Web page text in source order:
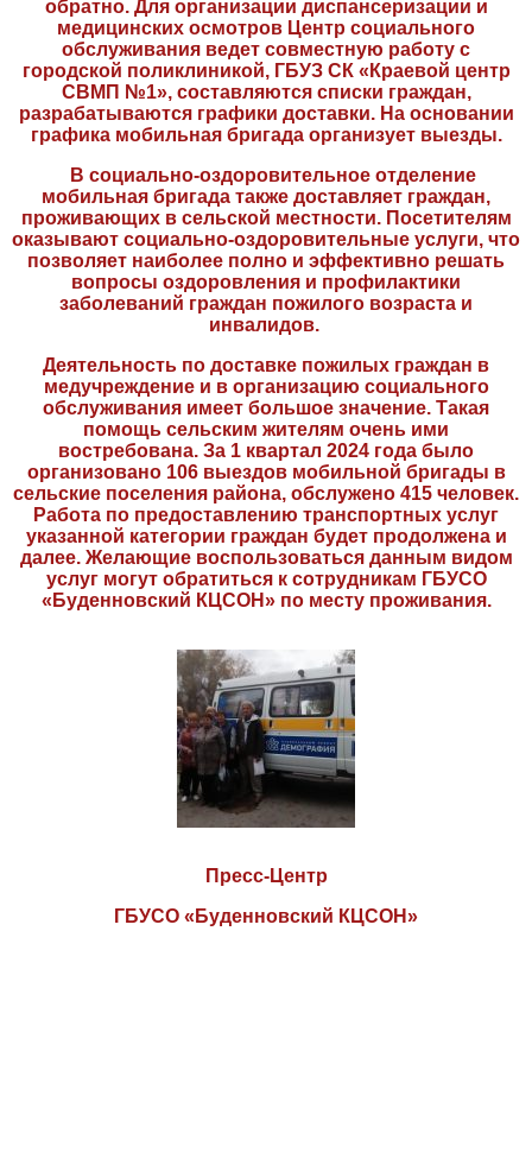
обратно. Для организации диспансеризации и
медицинских осмотров Центр социального
обслуживания ведет совместную работу с
городской поликлиникой, ГБУЗ СК «Краевой центр
СВМП №1», составляются списки граждан,
разрабатываются графики доставки. На основании
графика мобильная бригада организует выезды.
В социально-оздоровительное отделение
мобильная бригада также доставляет граждан,
проживающих в сельской местности. Посетителям
оказывают социально-оздоровительные услуги, что
позволяет наиболее полно и эффективно решать
вопросы оздоровления и профилактики
заболеваний граждан пожилого возраста и
инвалидов.
Деятельность по доставке пожилых граждан в
медучреждение и в организацию социального
обслуживания имеет большое значение. Такая
помощь сельским жителям очень ими
востребована. За 1 квартал 2024 года было
организовано 106 выездов мобильной бригады в
сельские поселения района, обслужено 415 человек.
Работа по предоставлению транспортных услуг
указанной категории граждан будет продолжена и
далее. Желающие воспользоваться данным видом
услуг могут обратиться к сотрудникам ГБУСО
«Буденновский КЦСОН» по месту проживания.
Пресс-Центр
ГБУСО «Буденновский КЦСОН»